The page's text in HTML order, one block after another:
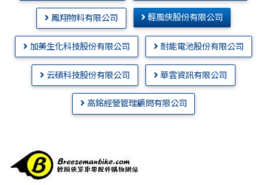
鳳翔物料有限公司 輕風俠股份有限公司
加美生化科技股份有限公司 耐能電池股份有限公司
云碩科技股份有限公司 華雲資訊有限公司
高銘經營管理顧問有限公司